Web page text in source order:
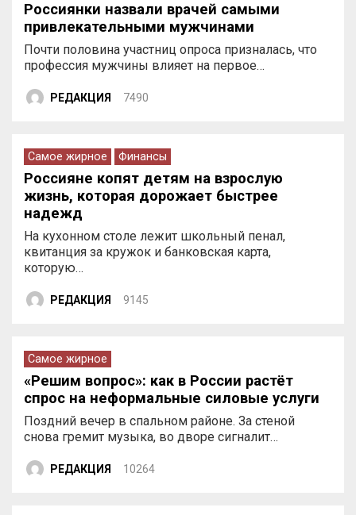
Россиянки назвали врачей самыми
привлекательными мужчинами
Почти половина участниц опроса призналась, что
профессия мужчины влияет на первое…
РЕДАКЦИЯ 7490
Самое жирное Финансы
Россияне копят детям на взрослую
жизнь, которая дорожает быстрее
надежд
На кухонном столе лежит школьный пенал,
квитанция за кружок и банковская карта,
которую…
РЕДАКЦИЯ 9145
Самое жирное
«Решим вопрос»: как в России растёт
спрос на неформальные силовые услуги
Поздний вечер в спальном районе. За стеной
снова гремит музыка, во дворе сигналит…
РЕДАКЦИЯ 10264